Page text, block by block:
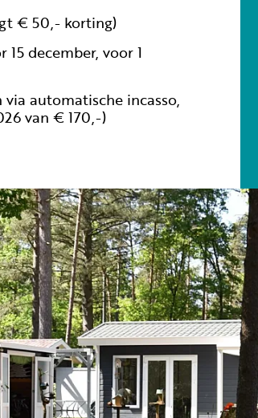
€ 50,- korting)
december, voor 1
automatische incasso,
van € 170,-)